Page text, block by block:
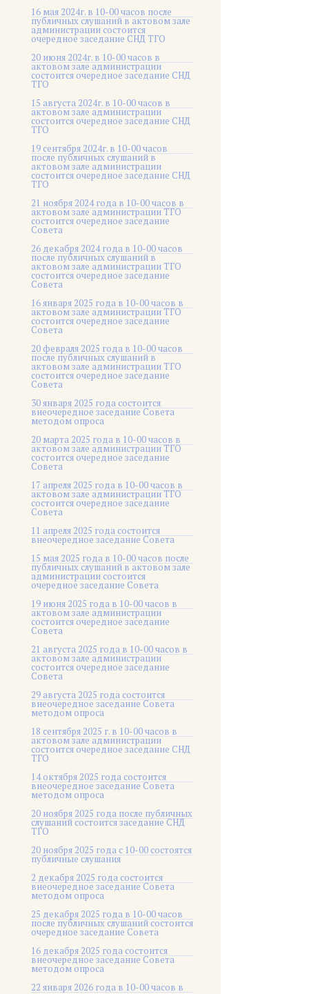
16 мая 2024г. в 10-00 часов после
публичных слушаний в актовом зале
администрации состоится
очередное заседание СНД ТГО
20 июня 2024г. в 10-00 часов в
актовом зале администрации
состоится очередное заседание СНД
ТГО
15 августа 2024г. в 10-00 часов в
актовом зале администрации
состоится очередное заседание СНД
ТГО
19 сентября 2024г. в 10-00 часов
после публичных слушаний в
актовом зале администрации
состоится очередное заседание СНД
ТГО
21 ноября 2024 года в 10-00 часов в
актовом зале администрации ТГО
состоится очередное заседание
Совета
26 декабря 2024 года в 10-00 часов
после публичных слушаний в
актовом зале администрации ТГО
состоится очередное заседание
Совета
16 января 2025 года в 10-00 часов в
актовом зале администрации ТГО
состоится очередное заседание
Совета
20 февраля 2025 года в 10-00 часов
после публичных слушаний в
актовом зале администрации ТГО
состоится очередное заседание
Совета
30 января 2025 года состоится
внеочередное заседание Совета
методом опроса
20 марта 2025 года в 10-00 часов в
актовом зале администрации ТГО
состоится очередное заседание
Совета
17 апреля 2025 года в 10-00 часов в
актовом зале администрации ТГО
состоится очередное заседание
Совета
11 апреля 2025 года состоится
внеочередное заседание Совета
15 мая 2025 года в 10-00 часов после
публичных слушаний в актовом зале
администрации состоится
очередное заседание Совета
19 июня 2025 года в 10-00 часов в
актовом зале администрации
состоится очередное заседание
Совета
21 августа 2025 года в 10-00 часов в
актовом зале администрации
состоится очередное заседание
Совета
29 августа 2025 года состоится
внеочередное заседание Совета
методом опроса
18 сентября 2025 г. в 10-00 часов в
актовом зале администрации
состоится очередное заседание СНД
ТГО
14 октября 2025 года состоится
внеочередное заседание Совета
методом опроса
20 ноября 2025 года после публичных
слушаний состоится заседание СНД
ТГО
20 ноября 2025 года c 10-00 состоятся
публичные слушания
2 декабря 2025 года состоится
внеочередное заседание Совета
методом опроса
25 декабря 2025 года в 10-00 часов
после публичных слушаний состоится
очередное заседание Совета
16 декабря 2025 года состоится
внеочередное заседание Совета
методом опроса
22 января 2026 года в 10-00 часов в